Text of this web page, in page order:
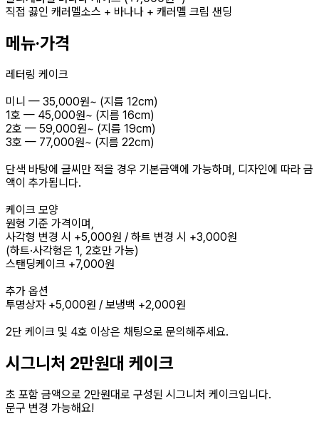
직접 끓인 캐러멜소스 + 바나나 + 캐러멜 크림 샌딩
메뉴·가격
레터링 케이크
미니 — 35,000원~ (지름 12cm)
1호 — 45,000원~ (지름 16cm)
2호 — 59,000원~ (지름 19cm)
3호 — 77,000원~ (지름 22cm)
단색 바탕에 글씨만 적을 경우 기본금액에 가능하며, 디자인에 따라 금
액이 추가됩니다.
케이크 모양
원형 기준 가격이며,
사각형 변경 시 +5,000원 / 하트 변경 시 +3,000원
(하트·사각형은 1, 2호만 가능)
스탠딩케이크 +7,000원
추가 옵션
투명상자 +5,000원 / 보냉백 +2,000원
2단 케이크 및 4호 이상은 채팅으로 문의해주세요.
시그니처 2만원대 케이크
초 포함 금액으로 2만원대로 구성된 시그니처 케이크입니다.
문구 변경 가능해요!